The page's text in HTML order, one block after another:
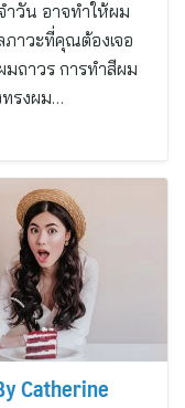
วัน อาจทำให้ผม
ภาวะที่คุณต้องเจอ
มถาวร การทำสีผม
รงผม…
Catherine